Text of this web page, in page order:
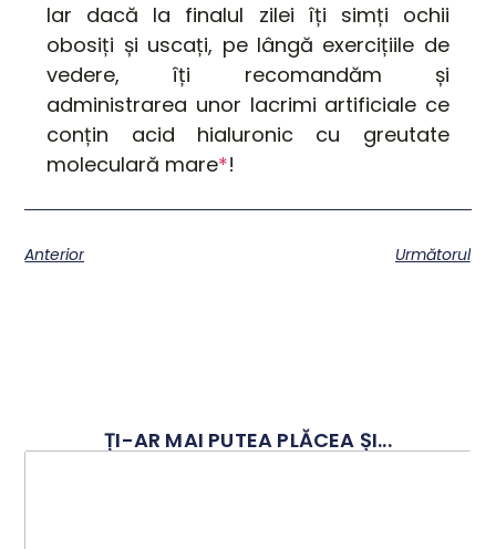
Iar dacă la finalul zilei îți simți ochii
obosiți și uscați, pe lângă exercițiile de
vedere, îți recomandăm și
administrarea unor lacrimi artificiale ce
conțin acid hialuronic cu greutate
moleculară mare*!
Anterior Următorul
ȚI-AR MAI PUTEA PLĂCEA ȘI...